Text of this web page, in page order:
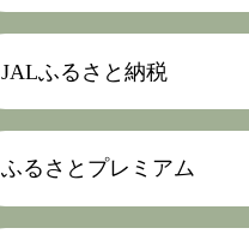
JALふるさと納税
ふるさとプレミアム